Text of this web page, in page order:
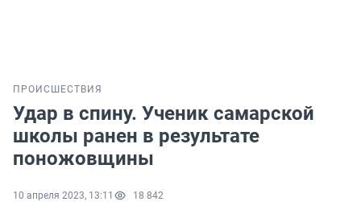
ПРОИСШЕСТВИЯ
Удар в спину. Ученик самарской
школы ранен в результате
поножовщины
10 апреля 2023, 13:11 18 842